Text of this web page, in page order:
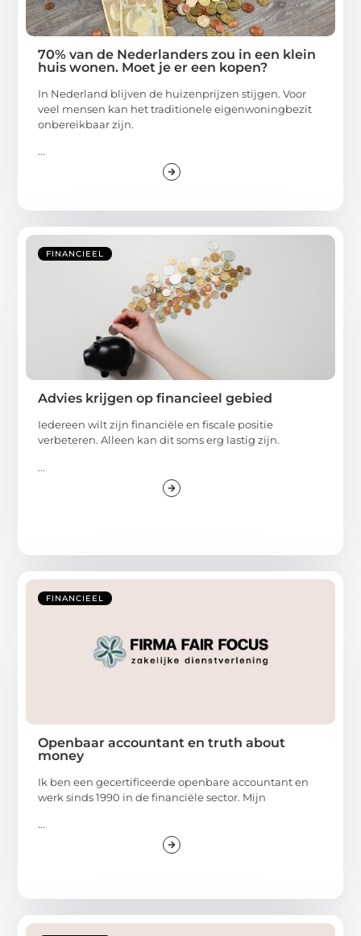
70% van de Nederlanders zou in een klein
huis wonen. Moet je er een kopen?
In Nederland blijven de huizenprijzen stijgen. Voor
veel mensen kan het traditionele eigenwoningbezit
onbereikbaar zijn.
...
FINANCIEEL
Advies krijgen op financieel gebied
Iedereen wilt zijn financiële en fiscale positie
verbeteren. Alleen kan dit soms erg lastig zijn.
...
FINANCIEEL
Openbaar accountant en truth about
money
Ik ben een gecertificeerde openbare accountant en
werk sinds 1990 in de financiële sector. Mijn
...